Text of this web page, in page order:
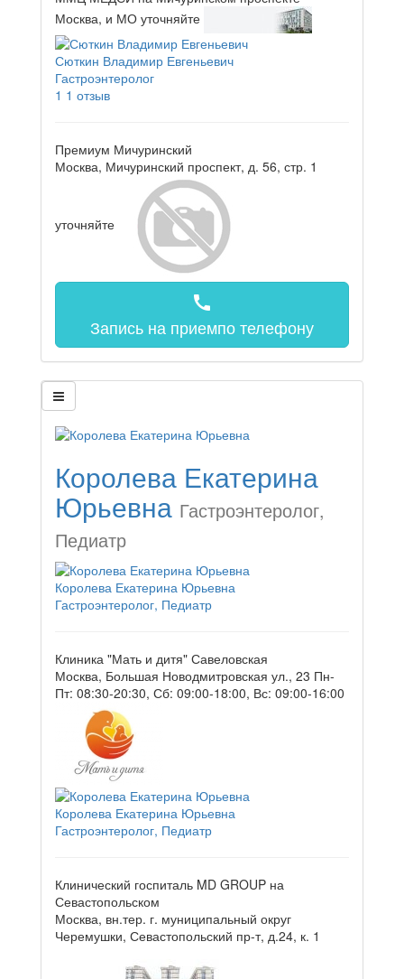
Москва, и МО уточняйте
Сюткин Владимир Евгеньевич
Гастроэнтеролог
1 1 отзыв
Премиум Мичуринский
Москва, Мичуринский проспект, д. 56, стр. 1
уточняйте
call
Запись на приемпо телефону
Королева Екатерина
Юрьевна Гастроэнтеролог,
Педиатр
Королева Екатерина Юрьевна
Гастроэнтеролог, Педиатр
Клиника "Мать и дитя" Савеловская
Москва, Большая Новодмитровская ул., 23 Пн-
Пт: 08:30-20:30, Сб: 09:00-18:00, Вс: 09:00-16:00
Королева Екатерина Юрьевна
Гастроэнтеролог, Педиатр
Клинический госпиталь MD GROUP на
Севастопольском
Москва, вн.тер. г. муниципальный округ
Черемушки, Севастопольский пр-т, д.24, к. 1